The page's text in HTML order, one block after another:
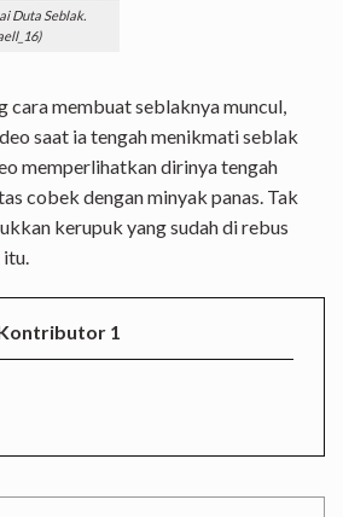
Duta Seblak.
cara membuat seblaknya muncul,
saat ia tengah menikmati seblak
memperlihatkan dirinya tengah
cobek dengan minyak panas. Tak
kerupuk yang sudah di rebus
itu.
1